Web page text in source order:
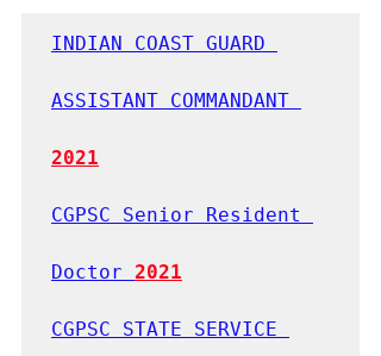
INDIAN COAST GUARD
2021
CGPSC Senior Resident
Doctor 2021
CGPSC STATE SERVICE